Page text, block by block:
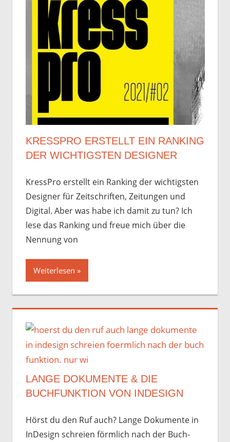
KRESSPRO ERSTELLT EIN RANKING
DER WICHTIGSTEN DESIGNER
KressPro erstellt ein Ranking der wichtigsten
Designer für Zeitschriften, Zeitungen und
Digital. Aber was habe ich damit zu tun? Ich
lese das Ranking und freue mich über die
Nennung von
Weiterlesen
LANGE DOKUMENTE & DIE
BUCHFUNKTION VON INDESIGN
Hörst du den Ruf auch? Lange Dokumente in
InDesign schreien förmlich nach der Buch-